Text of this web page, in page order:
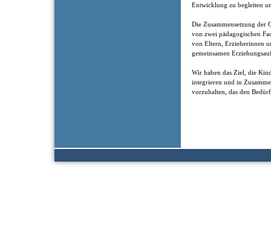
Entwicklung zu begleiten
Die Zusammensetzung der
von zwei pädagogischen
von Eltern, Erzieherinnen
gemeinsamen
Wir haben das Ziel, die
integrieren und in
vorzuhalten, das den